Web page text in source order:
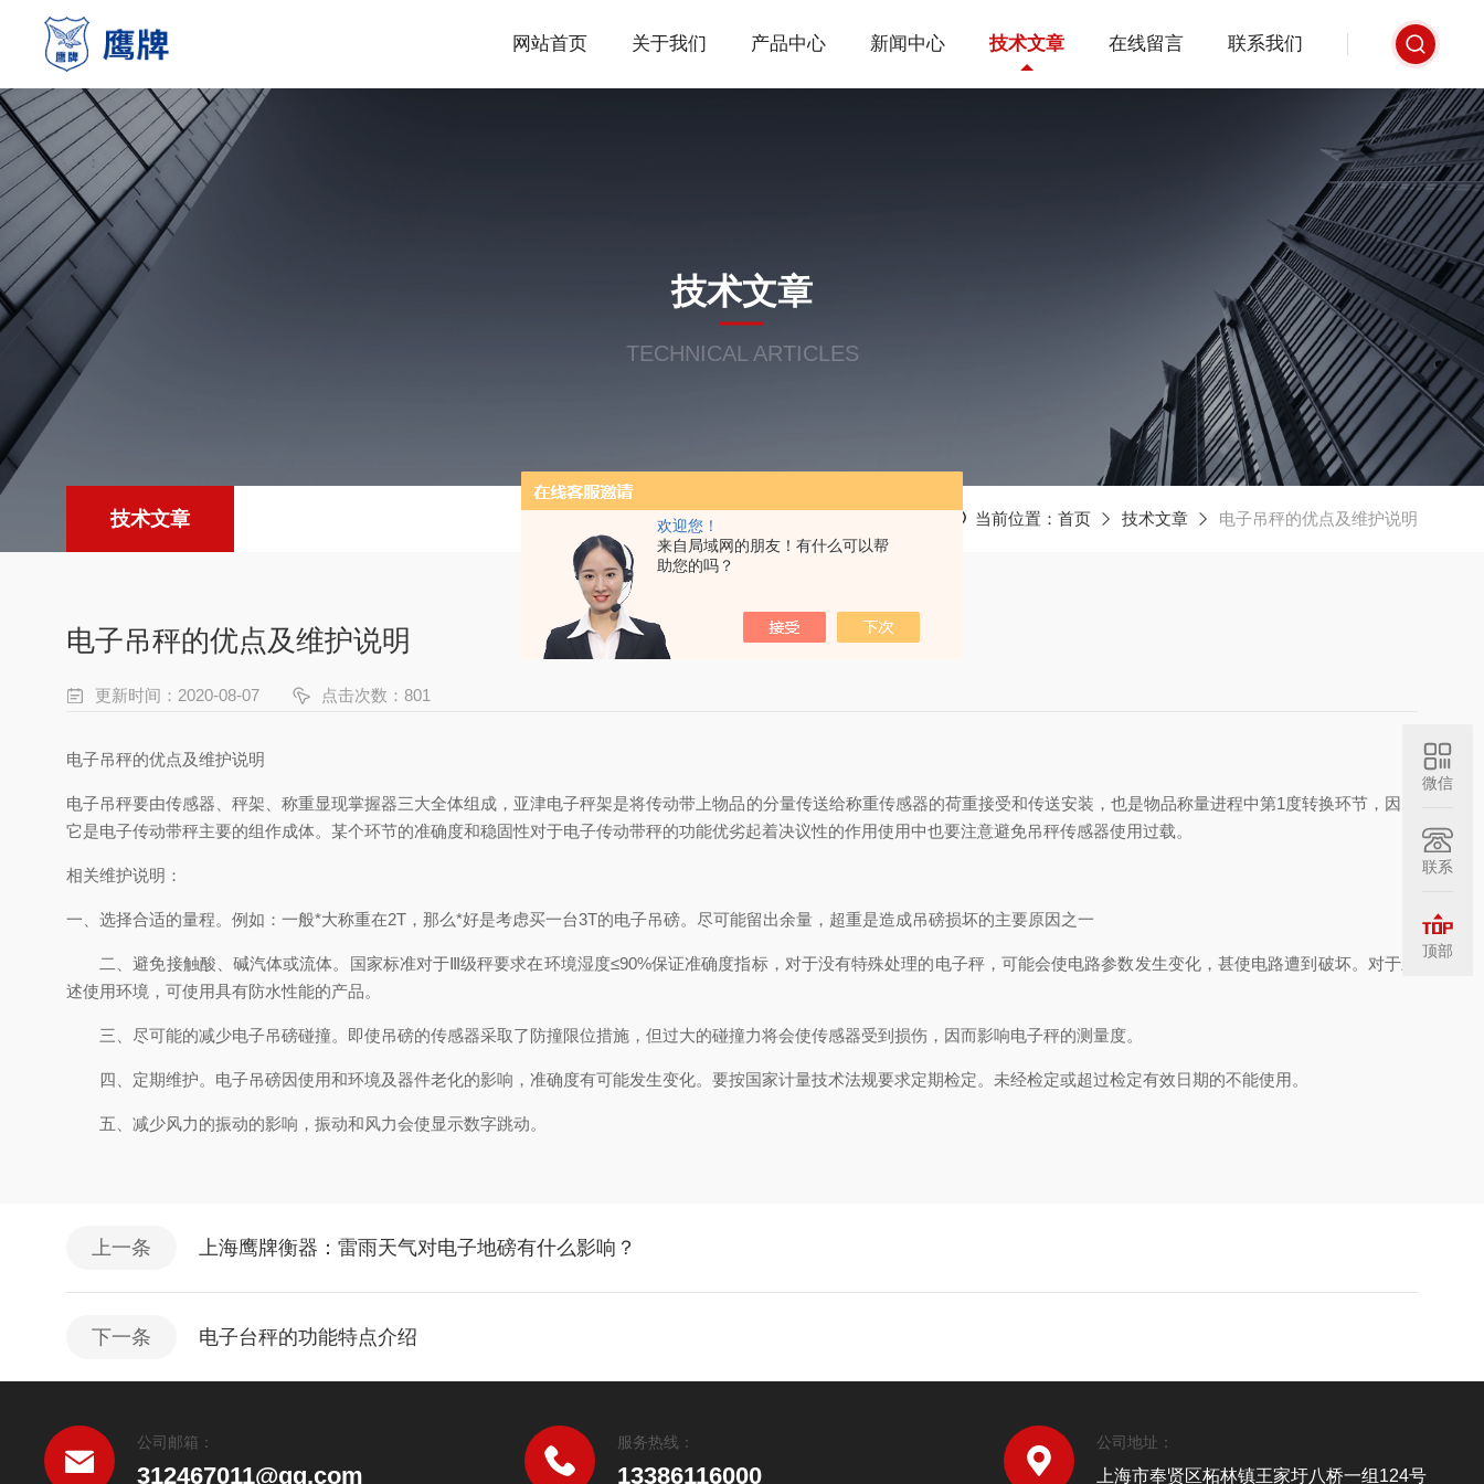
欢迎您！
来自局域网的朋友！有什么可以帮
助您的吗？
网站首页 关于我们 产品中心 新闻中心 技术文章 在线留言 联系我们
技术文章
TECHNICAL ARTICLES
技术文章 当前位置： 首页 技术文章 电子吊秤的优点及维护说明
电子吊秤的优点及维护说明
更新时间：2020-08-07 点击次数：801
电子吊秤的优点及维护说明
电子吊秤要由传感器、秤架、称重显现掌握器三大全体组成，亚津电子秤架是将传动带上物品的分量传送给称重传感器的荷重接受和传送安装，也是物品称量进程中第1度转换环节，因为
它是电子传动带秤主要的组作成体。某个环节的准确度和稳固性对于电子传动带秤的功能优劣起着决议性的作用使用中也要注意避免吊秤传感器使用过载。
相关维护说明：
一、选择合适的量程。例如：一般*大称重在2T，那么*好是考虑买一台3T的电子吊磅。尽可能留出余量，超重是造成吊磅损坏的主要原因之一
二、避免接触酸、碱汽体或流体。国家标准对于Ⅲ级秤要求在环境湿度≤90%保证准确度指标，对于没有特殊处理的电子秤，可能会使电路参数发生变化，甚使电路遭到破坏。对于上
述使用环境，可使用具有防水性能的产品。
三、尽可能的减少电子吊磅碰撞。即使吊磅的传感器采取了防撞限位措施，但过大的碰撞力将会使传感器受到损伤，因而影响电子秤的测量度。
四、定期维护。电子吊磅因使用和环境及器件老化的影响，准确度有可能发生变化。要按国家计量技术法规要求定期检定。未经检定或超过检定有效日期的不能使用。
五、减少风力的振动的影响，振动和风力会使显示数字跳动。
上一条 上海鹰牌衡器：雷雨天气对电子地磅有什么影响？
下一条 电子台秤的功能特点介绍
公司邮箱：
312467011@qq.com
服务热线：
13386116000
公司地址：
上海市奉贤区柘林镇王家圩八桥一组124号
微信
联系
顶部